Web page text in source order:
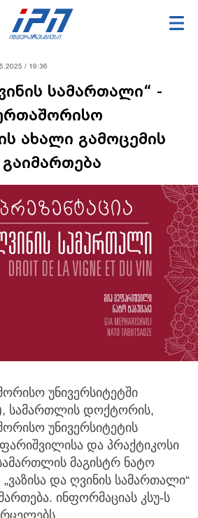
/ 19:36
სამართალი“ -
ახალი გამოცემის
უნივერსიტეტში
სამართლის დოქტორის,
უნივერსიტეტის
და პრაქტიკოსი
მაგისტრ ნატო
„ვაზისა და ღვინის სამართალი“
ინფორმაციას კსუ-ს